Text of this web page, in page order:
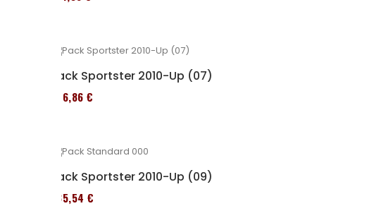
Pack Sportster 2010-Up (07)
276,86 €
Pack Sportster 2010-Up (09)
235,54 €